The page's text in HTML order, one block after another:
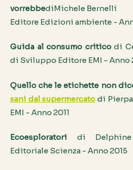
vorrebbediMichele Bernelli
Editore Edizioni ambiente -
Guida al consumo criticodi
di Sviluppo Editore EMI - Anno
Quello che le etichette non
sani dal supermercato di
EMI - Anno 2011
Ecoesploratori di
Editoriale Scienza - Anno 2015